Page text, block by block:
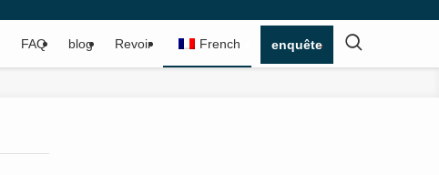
FAQ blog Revoir French enquête